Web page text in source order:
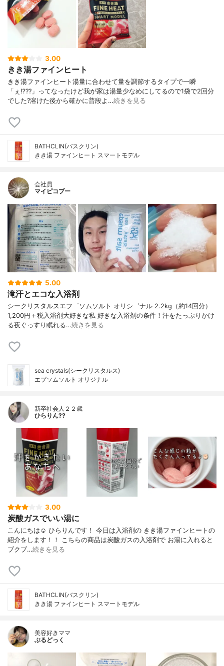
3.00
きき湯ファインヒート
きき湯ファインヒート湯量に合わせて量を調節するタイプで一瞬
「ぇ⁉️??」ってなったけど我が家は湯量少なめにしてるので1袋で2回分
でした?溶けた後から確かに普段よ…続きを見る
BATHCLIN(バスクリン)
きき湯 ファインヒート スマートモデル
会社員
マイピコブー
5.00
滝汗とエコな入浴剤
シークリスタルスエフ゜ソムソルト オリシ゛ナル 2.2kg（約14回分）
1,200円＋税入浴剤大好きな私 好きな入浴剤の条件！汗をたっぷりかけ
る夜ぐっすり眠れる…続きを見る
sea crystals(シークリスタルス)
エプソムソルト オリジナル
新卒社会人２２歳
ひらりん??
3.00
炭酸ガスでいい湯に
こんにちは☺️ ひらりんです！ 今日は入浴剤の きき湯ファインヒートの
紹介をします！！ こちらの商品は炭酸ガスの入浴剤で お湯に入れると
ブクブ…続きを見る
BATHCLIN(バスクリン)
きき湯 ファインヒート スマートモデル
美容好きママ
ぶるどっく